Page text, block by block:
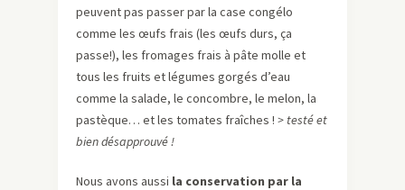
peuvent pas passer par la case congélo
comme les œufs frais (les œufs durs, ça
passe!), les fromages frais à pâte molle et
tous les fruits et légumes gorgés d’eau
comme la salade, le concombre, le melon, la
pastèque… et les tomates fraîches ! > testé et
bien désapprouvé !
Nous avons aussi la conservation par la